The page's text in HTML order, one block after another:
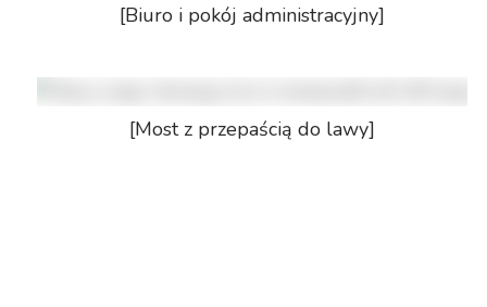
[Biuro i pokój administracyjny]
[Most z przepaścią do lawy]